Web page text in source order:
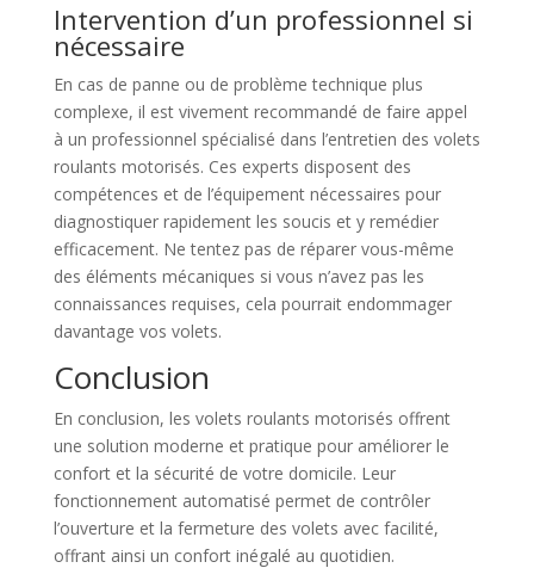
Intervention d’un professionnel si
nécessaire
En cas de panne ou de problème technique plus
complexe, il est vivement recommandé de faire appel
à un professionnel spécialisé dans l’entretien des volets
roulants motorisés. Ces experts disposent des
compétences et de l’équipement nécessaires pour
diagnostiquer rapidement les soucis et y remédier
efficacement. Ne tentez pas de réparer vous-même
des éléments mécaniques si vous n’avez pas les
connaissances requises, cela pourrait endommager
davantage vos volets.
Conclusion
En conclusion, les volets roulants motorisés offrent
une solution moderne et pratique pour améliorer le
confort et la sécurité de votre domicile. Leur
fonctionnement automatisé permet de contrôler
l’ouverture et la fermeture des volets avec facilité,
offrant ainsi un confort inégalé au quotidien.